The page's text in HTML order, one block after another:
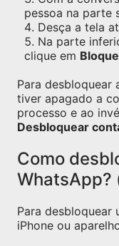
pessoa na parte
Desça a tela
Na parte
clique em
Para desbloquear
tiver apagado a
processo e ao
Desbloquear
Como
WhatsApp?
Para desbloquear
iPhone ou